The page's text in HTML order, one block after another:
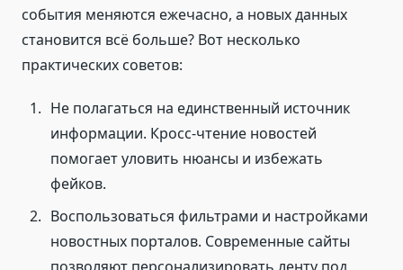
события меняются ежечасно, а новых данных
становится всё больше? Вот несколько
практических советов:
Не полагаться на единственный источник
информации. Кросс-чтение новостей
помогает уловить нюансы и избежать
фейков.
Воспользоваться фильтрами и настройками
новостных порталов. Современные сайты